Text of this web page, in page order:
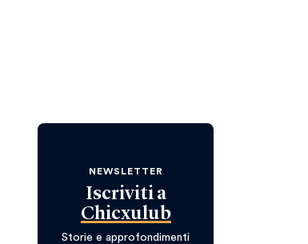
NEWSLETTER
Iscriviti a
Chicxulub
Storie e approfondimenti